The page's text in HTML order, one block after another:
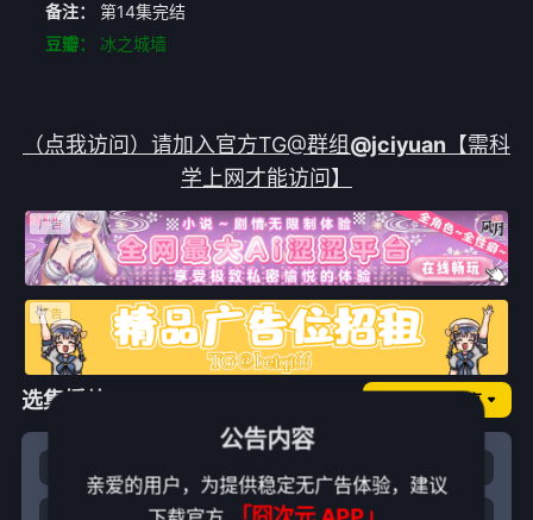
备注：
第14集完结
豆瓣：
冰之城墙
（点我访问）请加入官方TG@群组@jciyuan 【需科
学上网才能访问】
选集播放 囧次元NO.纯享
6 7
公告内容
亲爱的用户，为提供稳定无广告体验，建议